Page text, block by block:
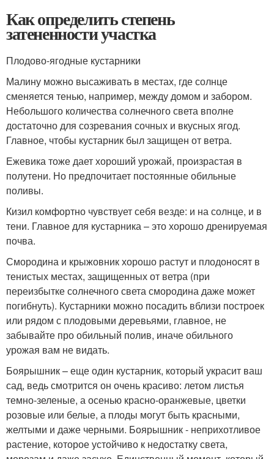
Как определить степень
затененности участка
Плодово-ягодные кустарники
Малину можно высаживать в местах, где солнце
сменяется тенью, например, между домом и забором.
Небольшого количества солнечного света вполне
достаточно для созревания сочных и вкусных ягод.
Главное, чтобы кустарник был защищен от ветра.
Ежевика тоже дает хороший урожай, произрастая в
полутени. Но предпочитает постоянные обильные
поливы.
Кизил комфортно чувствует себя везде: и на солнце, и в
тени. Главное для кустарника – это хорошо дренируемая
почва.
Смородина и крыжовник хорошо растут и плодоносят в
тенистых местах, защищенных от ветра (при
переизбытке солнечного света смородина даже может
погибнуть). Кустарники можно посадить вблизи построек
или рядом с плодовыми деревьями, главное, не
забывайте про обильный полив, иначе обильного
урожая вам не видать.
Боярышник – еще один кустарник, который украсит ваш
сад, ведь смотрится он очень красиво: летом листья
темно-зеленые, а осенью красно-оранжевые, цветки
розовые или белые, а плоды могут быть красными,
желтыми и даже черными. Боярышник - неприхотливое
растение, которое устойчиво к недостатку света,